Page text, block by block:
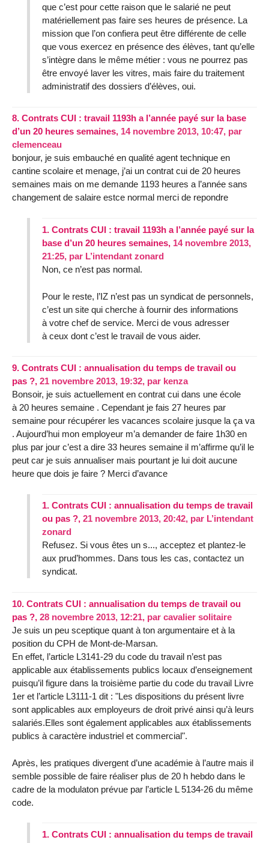
que c’est pour cette raison que le salarié ne peut
matériellement pas faire ses heures de présence. La
mission que l’on confiera peut être différente de celle
que vous exercez en présence des élèves, tant qu’elle
s’intègre dans le même métier : vous ne pourrez pas
être envoyé laver les vitres, mais faire du traitement
administratif des dossiers d’élèves, oui.
8. Contrats CUI : travail 1193h a l’année payé sur la base
d’un 20 heures semaines, 14 novembre 2013, 10:47, par
clemenceau
bonjour, je suis embauché en qualité agent technique en
cantine scolaire et menage, j’ai un contrat cui de 20 heures
semaines mais on me demande 1193 heures a l’année sans
changement de salaire estce normal merci de repondre
1. Contrats CUI : travail 1193h a l’année payé sur la
base d’un 20 heures semaines, 14 novembre 2013,
21:25, par L’intendant zonard
Non, ce n’est pas normal.
Pour le reste, l’IZ n’est pas un syndicat de personnels,
c’est un site qui cherche à fournir des informations
à votre chef de service. Merci de vous adresser
à ceux dont c’est le travail de vous aider.
9. Contrats CUI : annualisation du temps de travail ou
pas ?, 21 novembre 2013, 19:32, par kenza
Bonsoir, je suis actuellement en contrat cui dans une école
à 20 heures semaine . Cependant je fais 27 heures par
semaine pour récupérer les vacances scolaire jusque la ça va
. Aujourd’hui mon employeur m’a demander de faire 1h30 en
plus par jour c’est a dire 33 heures semaine il m’affirme qu’il le
peut car je suis annualiser mais pourtant je lui doit aucune
heure que dois je faire ? Merci d’avance
1. Contrats CUI : annualisation du temps de travail
ou pas ?, 21 novembre 2013, 20:42, par L’intendant
zonard
Refusez. Si vous êtes un s..., acceptez et plantez-le
aux prud’hommes. Dans tous les cas, contactez un
syndicat.
10. Contrats CUI : annualisation du temps de travail ou
pas ?, 28 novembre 2013, 12:21, par cavalier solitaire
Je suis un peu sceptique quant à ton argumentaire et à la
position du CPH de Mont-de-Marsan.
En effet, l’article L3141-29 du code du travail n’est pas
applicable aux établissements publics locaux d’enseignement
puisqu’il figure dans la troisième partie du code du travail Livre
1er et l’article L3111-1 dit : "Les dispositions du présent livre
sont applicables aux employeurs de droit privé ainsi qu’à leurs
salariés.Elles sont également applicables aux établissements
publics à caractère industriel et commercial".
Après, les pratiques divergent d’une académie à l’autre mais il
semble possible de faire réaliser plus de 20 h hebdo dans le
cadre de la modulaton prévue par l’article L 5134-26 du même
code.
1. Contrats CUI : annualisation du temps de travail